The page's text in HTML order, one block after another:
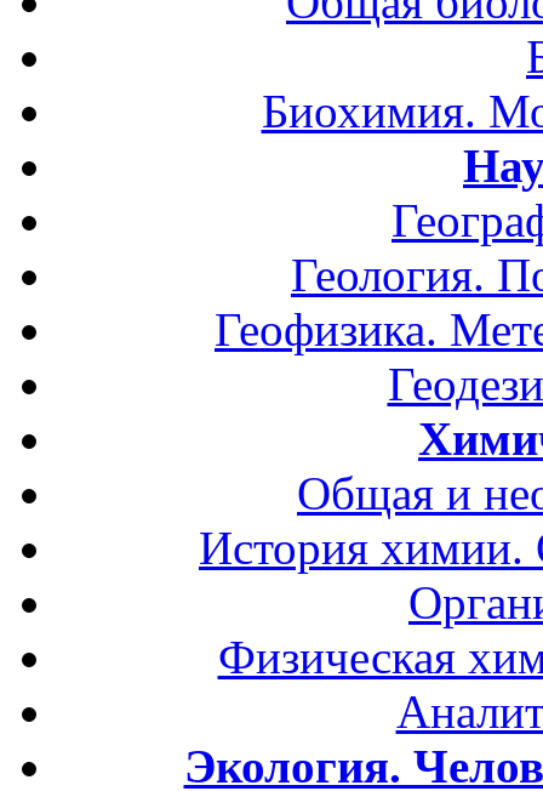
Биохимия.
Геология.
Геофизика.
Общая и
История
Физическая
Экология.